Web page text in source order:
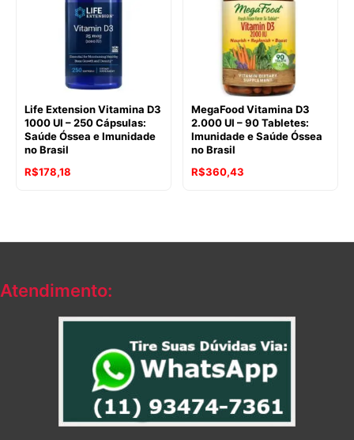
Life Extension Vitamina D3
1000 UI – 250 Cápsulas:
Saúde Óssea e Imunidade
no Brasil
R$178,18
MegaFood Vitamina D3
2.000 UI – 90 Tabletes:
Imunidade e Saúde Óssea
no Brasil
R$360,43
Atendimento: